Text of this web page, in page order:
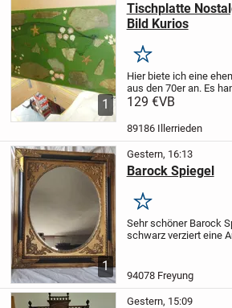
1
Tischplatte
Bild Kurios
Merken
Hier biete ich eine
aus den 70er an. Es
eine Platte mit allerlei
Platte hat die
129 €VB
89186 Illerrieden
1
Gestern, 16:13
Barock Spiegel
Merken
Sehr schöner Barock
schwarz verziert eine
94078 Freyung
Gestern, 15:09